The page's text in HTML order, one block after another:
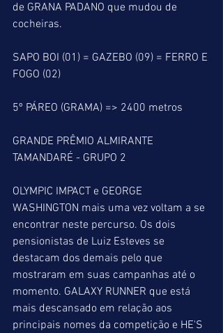
de GRANA PADANO que mudou de
cocheiras.
SAPO BOI (01) = GAZEBO (09) = FERRO E
FOGO (02)
5º PÁREO (GRAMA) => 2400 metros
GRANDE PRÊMIO ALMIRANTE
TAMANDARÉ - GRUPO 2
OLYMPIC IMPACT e GEORGE
WASHINGTON mais uma vez voltam a se
encontrar neste percurso. Os dois
pensionistas de Luiz Esteves se
destacam dos demais pelo que
mostraram em suas campanhas até o
momento. GALAXY RUNNER que está
mais descansado em relação aos
principais nomes da competição e HE'S